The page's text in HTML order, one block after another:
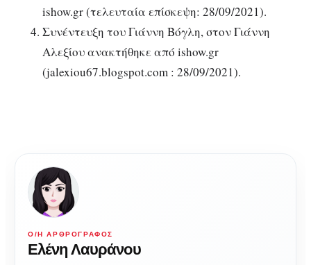
ishow.gr (τελευταία επίσκεψη: 28/09/2021).
Συνέντευξη του Γιάννη Βόγλη, στον Γιάννη
Αλεξίου ανακτήθηκε από ishow.gr
(jalexiou67.blogspot.com : 28/09/2021).
Ο/Η ΑΡΘΡΟΓΡΆΦΟΣ
Ελένη Λαυράνου